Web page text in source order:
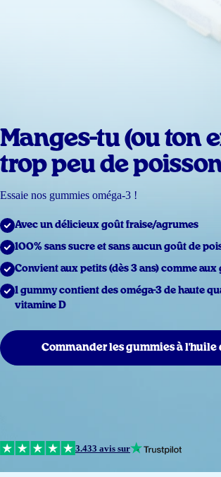
Manges-tu (ou ton
trop peu de
Essaie nos gummies oméga-3 !
Avec un délicieux goût fraise/agrumes
100% sans sucre et sans aucun goût de
Convient aux petits (dès 3 ans) comme aux
1 gummy contient des oméga-3 de haute
vitamine D
Commander les gummies à l'huile
3.433 avis sur